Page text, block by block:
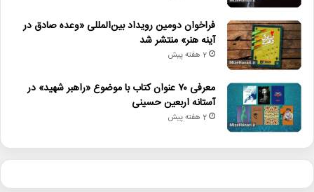
فراخوان دومین رویداد بین‌المللی «وعده صادق در
آینه هنر» منتشر شد
2 هفته پیش
معرفی ۷۰ عنوان کتاب با موضوع «راهبر شهید» در
آستانه اربعین حسینی
2 هفته پیش